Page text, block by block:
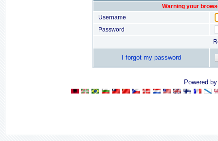
Warning your
Username
Password
I forgot my password
Powered